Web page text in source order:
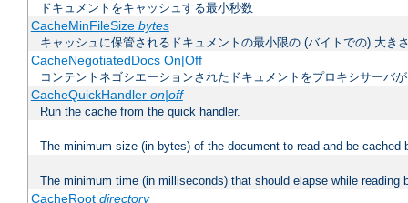
ドキュメントをキャッシュする最小秒数
CacheMinFileSize bytes
キャッシュに保管されるドキュメントの最小限の (バイトでの) 大き
CacheNegotiatedDocs On|Off
コンテントネゴシエーションされたドキュメントをプロキシサーバ
CacheQuickHandler on|off
Run the cache from the quick handler.
The minimum size (in bytes) of the document to read and be cached
The minimum time (in milliseconds) that should elapse while reading
CacheRoot directory